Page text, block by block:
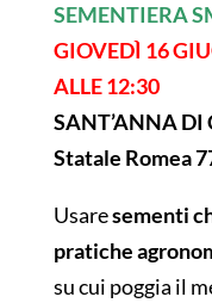
SEMENTIERA
GIOVEDÌ 16
ALLE 12:30
SANT’ANNA DI
Statale Romea
Usaresementi
pratiche
su cui poggia il